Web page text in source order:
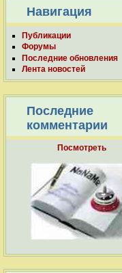
Навигация
Публикации
Форумы
Последние обновления
Лента новостей
Последние
комментарии
Посмотреть